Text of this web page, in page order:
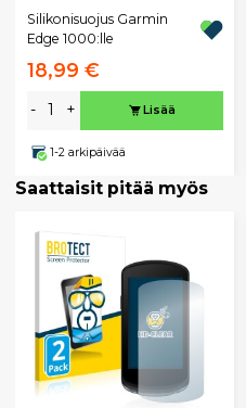
Silikonisuojus Garmin
Edge 1000:lle
18,99 €
- + Lisää
1-2 arkipäivää
Saattaisit pitää myös